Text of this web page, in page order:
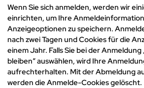
Wenn Sie sich anmelden, werden wir
einrichten, um Ihre
Anzeigeoptionen zu speichern.
nach zwei Tagen und Cookies für die
einem Jahr. Falls Sie bei der
bleiben“ auswählen, wird Ihre
aufrechterhalten. Mit der Abmeldung
werden die Anmelde-Cookies gelöscht.